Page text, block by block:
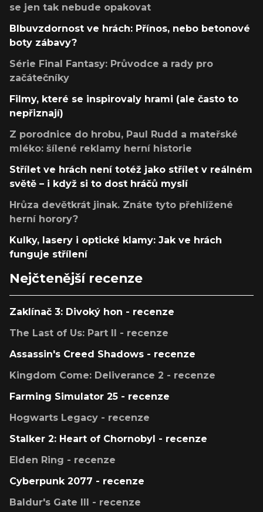
se jen tak nebude opakovat
Blbuvzdornost ve hrách: Přínos, nebo betonové
boty zábavy?
Série Final Fantasy: Průvodce a rady pro
začátečníky
Filmy, které se inspirovaly hrami (ale často to
nepřiznají)
Z porodnice do hrobu, Paul Rudd a mateřské
mléko: šílené reklamy herní historie
Střílet ve hrách není totéž jako střílet v reálném
světě – i když si to dost hráčů myslí
Hrůza devětkrát jinak. Znáte tyto přehlížené
herní horory?
Kulky, lasery i optické klamy: Jak ve hrách
funguje střílení
Nejčtenější recenze
Zaklínač 3: Divoký hon - recenze
The Last of Us: Part II - recenze
Assassin's Creed Shadows - recenze
Kingdom Come: Deliverance 2 - recenze
Farming Simulator 25 - recenze
Hogwarts Legacy - recenze
Stalker 2: Heart of Chornobyl - recenze
Elden Ring - recenze
Cyberpunk 2077 - recenze
Baldur's Gate III - recenze